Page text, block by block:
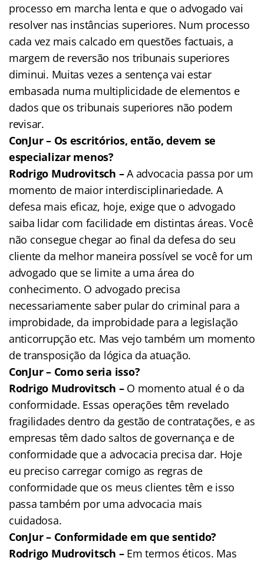
processo em marcha lenta e que o advogado vai
resolver nas instâncias superiores. Num processo
cada vez mais calcado em questões factuais, a
margem de reversão nos tribunais superiores
diminui. Muitas vezes a sentença vai estar
embasada numa multiplicidade de elementos e
dados que os tribunais superiores não podem
revisar.
ConJur – Os escritórios, então, devem se
especializar menos?
Rodrigo Mudrovitsch –A advocacia passa por um
momento de maior interdisciplinariedade. A
defesa mais eficaz, hoje, exige que o advogado
saiba lidar com facilidade em distintas áreas. Você
não consegue chegar ao final da defesa do seu
cliente da melhor maneira possível se você for um
advogado que se limite a uma área do
conhecimento. O advogado precisa
necessariamente saber pular do criminal para a
improbidade, da improbidade para a legislação
anticorrupção etc. Mas vejo também um momento
de transposição da lógica da atuação.
ConJur – Como seria isso?
Rodrigo Mudrovitsch –O momento atual é o da
conformidade. Essas operações têm revelado
fragilidades dentro da gestão de contratações, e as
empresas têm dado saltos de governança e de
conformidade que a advocacia precisa dar. Hoje
eu preciso carregar comigo as regras de
conformidade que os meus clientes têm e isso
passa também por uma advocacia mais
cuidadosa.
ConJur – Conformidade em que sentido?
Rodrigo Mudrovitsch –Em termos éticos. Mas